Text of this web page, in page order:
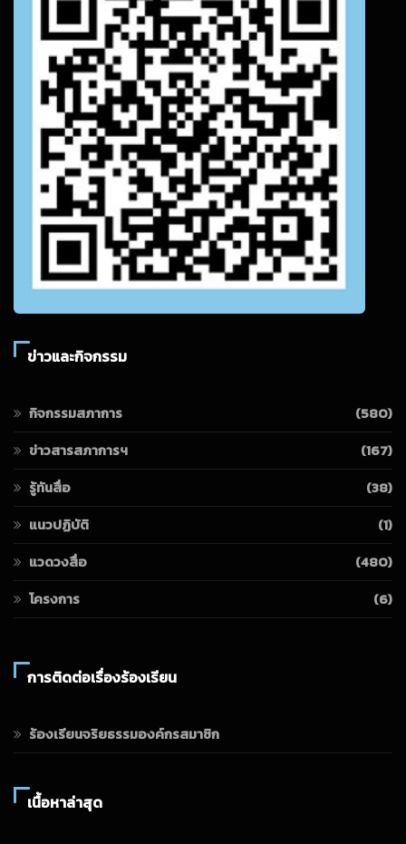
ข่าวและกิจกรรม
กิจกรรมสภาการ
(580)
ข่าวสารสภาการฯ
(167)
รู้ทันสื่อ
(38)
แนวปฏิบัติ
(1)
แวดวงสื่อ
(480)
โครงการ
(6)
การติดต่อเรื่องร้องเรียน
ร้องเรียนจริยธรรมองค์กรสมาชิก
เนื้อหาล่าสุด